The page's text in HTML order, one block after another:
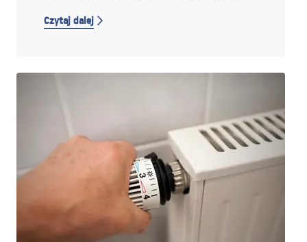
potyczek?
Czytaj dalej